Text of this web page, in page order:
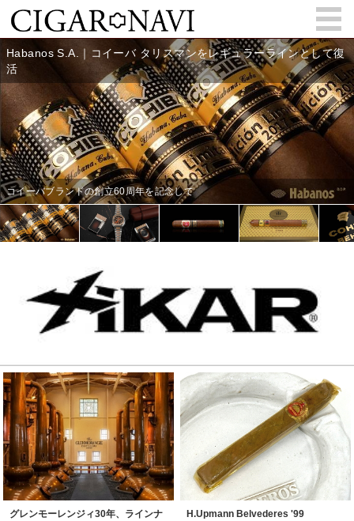
会員登録 お問い合わせ サインイン
How to Cigar? Cigar Location
Cigar Information Cigar Column
Memorandum 葉巻人
グレンモーレンジィ30年、ラインナ
H.Upmann Belvederes '99